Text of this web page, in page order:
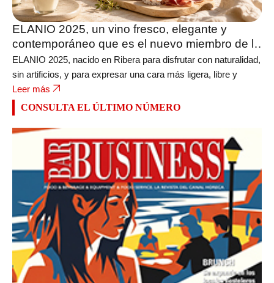
ELANIO 2025, un vino fresco, elegante y
contemporáneo que es el nuevo miembro de la
bodega FERRATUS
ELANIO 2025, nacido en Ribera para disfrutar con naturalidad,
sin artificios, y para expresar una cara más ligera, libre y
Leer más
CONSULTA EL ÚLTIMO NÚMERO